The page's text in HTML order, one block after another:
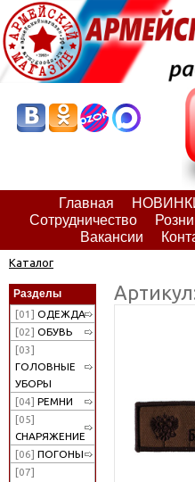
Главная
Сотрудничество
Вакансии
Каталог
Разделы
[01] ОДЕЖДА
[02] ОБУВЬ
[03]
ГОЛОВНЫЕ
УБОРЫ
[04] РЕМНИ
[05]
СНАРЯЖЕНИЕ
[06] ПОГОНЫ
[07]